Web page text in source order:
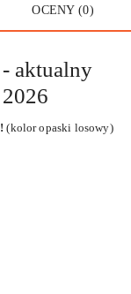
OCENY (0)
aktualny
(kolor opaski losowy)